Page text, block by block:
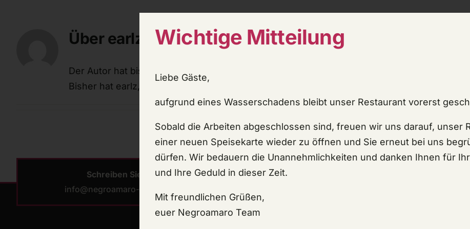
Überearlz
Der Autor hat bisher keine Details angegeben.
Bisher hat earlz, 0 Blog Beiträge geschrieben.
Schreiben Sie uns:
info@negroamaro-walldorf.de
Wichtige Mitteilung
Liebe Gäste,
aufgrund eines Wasserschadens bleibt unser Restaurant vorerst
Sobald die Arbeiten abgeschlossen sind, freuen wir uns darauf, unser
einer neuen Speisekarte wieder zu öffnen und Sie erneut bei uns
dürfen. Wir bedauern die Unannehmlichkeiten und danken Ihnen für
und Ihre Geduld in dieser Zeit.
Mit freundlichen Grüßen,
euer Negroamaro Team